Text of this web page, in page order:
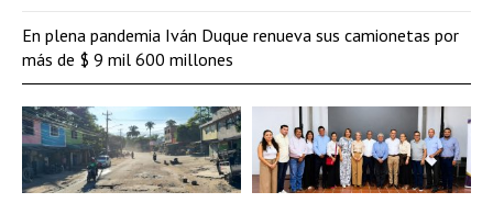
En plena pandemia Iván Duque renueva sus camionetas por
más de $ 9 mil 600 millones